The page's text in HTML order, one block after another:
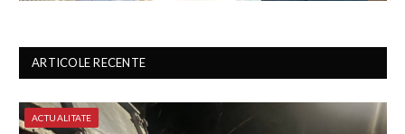
ARTICOLE RECENTE
ACTUALITATE